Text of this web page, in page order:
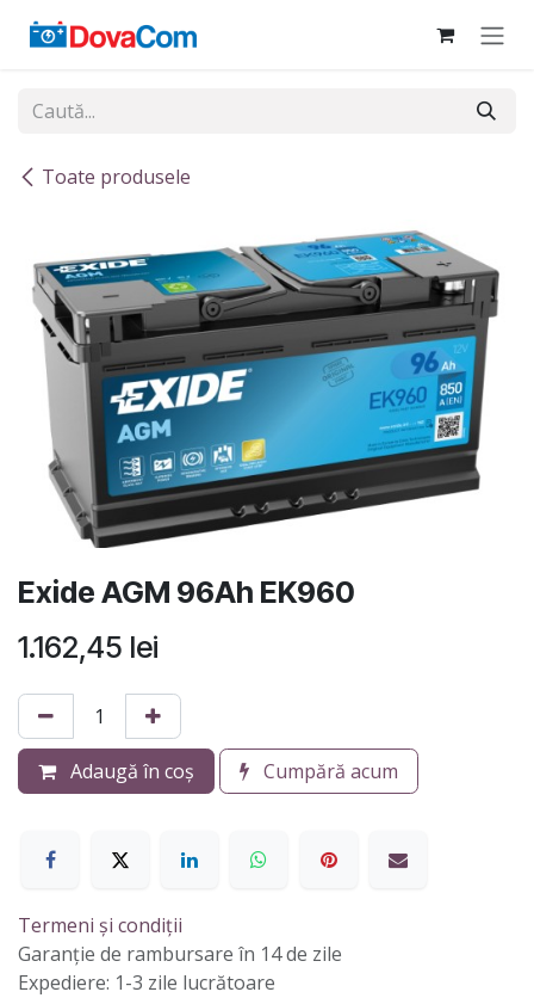
Toate produsele
Exide AGM 96Ah EK960
1.162,45 lei
Adaugă în coș Cumpără acum
Termeni și condiții
Garanție de rambursare în 14 de zile
Expediere: 1-3 zile lucrătoare